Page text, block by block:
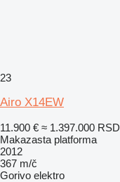
23
Airo X14EW
11.900 € ≈ 1.397.000 RSD
Makazasta platforma
2012
367 m/č
Gorivo elektro